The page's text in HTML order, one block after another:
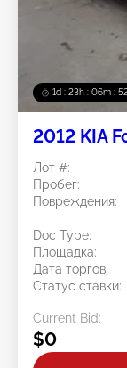
1d : 23h : 06m :
2012 KIA
Лот #:
Пробег:
Повреждения:
Doc Type:
Площадка:
Дата торгов:
Статус ставки:
Current Bid:
$0